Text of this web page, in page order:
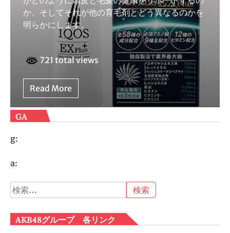
か、そしてそれが他の育毛剤とどう異なるのかを
明らかにします。
721 total views
Read More
GA
g:
a:
検
索:
AKB48グループ 各リンク